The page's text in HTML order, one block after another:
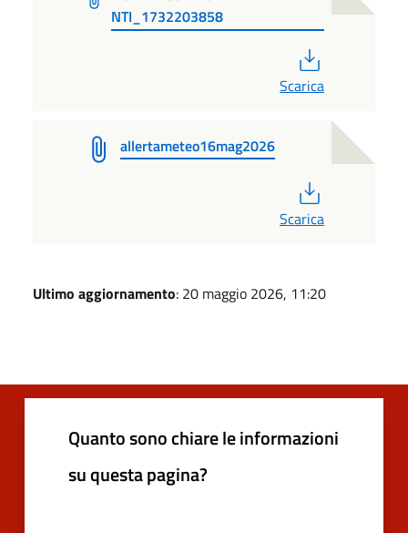
NTI_1732203858
Scarica
allertameteo16mag2026
Scarica
Ultimo aggiornamento: 20 maggio 2026, 11:20
Quanto sono chiare le informazioni
su questa pagina?